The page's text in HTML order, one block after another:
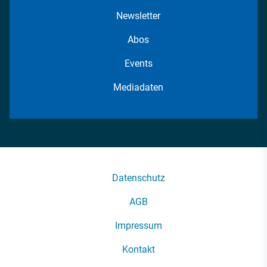
Newsletter
Abos
Events
Mediadaten
Datenschutz
AGB
Impressum
Kontakt